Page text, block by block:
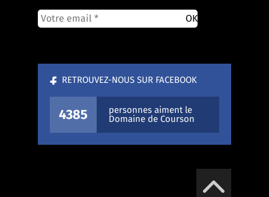
RETROUVEZ-NOUS SUR FACEBOOK
4385
personnes aiment le
Domaine de Courson